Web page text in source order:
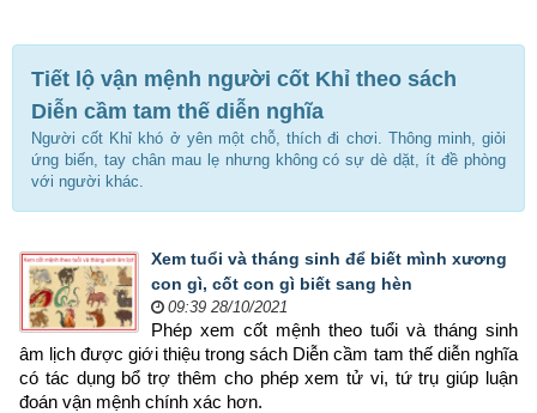
Tiết lộ vận mệnh người cốt Khỉ theo sách
Diễn cầm tam thế diễn nghĩa
Người cốt Khỉ khó ở yên một chỗ, thích đi chơi. Thông minh, giỏi
ứng biến, tay chân mau lẹ nhưng không có sự dè dặt, ít đề phòng
với người khác.
Xem tuổi và tháng sinh để biết mình xương
con gì, cốt con gì biết sang hèn
09:39 28/10/2021
Phép xem cốt mệnh theo tuổi và tháng sinh
âm lịch được giới thiệu trong sách Diễn cầm tam thế diễn nghĩa
có tác dụng bổ trợ thêm cho phép xem tử vi, tứ trụ giúp luận
đoán vận mệnh chính xác hơn.